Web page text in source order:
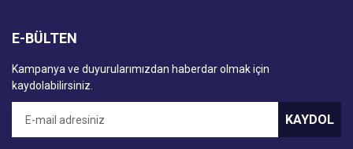
E-BÜLTEN
Kampanya ve duyurularımızdan haberdar olmak için
kaydolabilirsiniz.
KAYDOL